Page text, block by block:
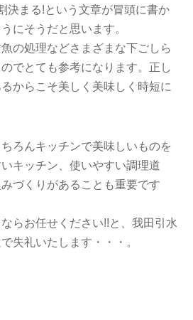
決まる!という文章が冒頭に書か
にそうだと思います。
の処理などさまざまな下ごしら
でとても参考になります。正し
からこそ美しく美味しく時短に
ろんキッチンで美味しいものを
キッチン、使いやすい調理道
づくりがあることも重要です
らお任せください!!と、我田引水
失礼いたします・・・。